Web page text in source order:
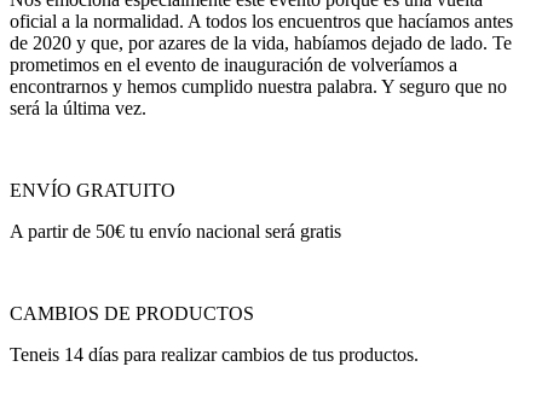
oficial a la normalidad. A todos los encuentros que hacíamos antes
de 2020 y que, por azares de la vida, habíamos dejado de lado. Te
prometimos en el evento de inauguración de volveríamos a
encontrarnos y hemos cumplido nuestra palabra. Y seguro que no
será la última vez.
ENVÍO GRATUITO
A partir de 50€ tu envío nacional será gratis
CAMBIOS DE PRODUCTOS
Teneis 14 días para realizar cambios de tus productos.